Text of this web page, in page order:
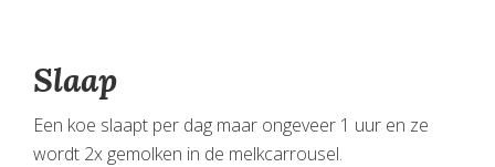
Slaap
Een koe slaapt per dag maar ongeveer 1 uur en ze
wordt 2x gemolken in de melkcarrousel.